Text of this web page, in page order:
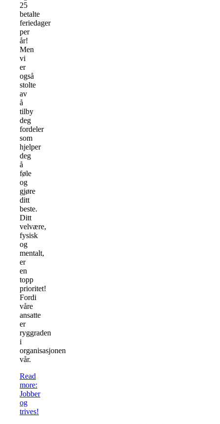
25
betalte
feriedager
per
år!
Men
vi
er
også
stolte
av
å
tilby
deg
fordeler
som
hjelper
deg
å
føle
og
gjøre
ditt
beste.
Ditt
velvære,
fysisk
og
mentalt,
er
en
topp
prioritet!
Fordi
våre
ansatte
er
ryggraden
i
organisasjonen
vår.
Read
more:
Jobber
og
trives!